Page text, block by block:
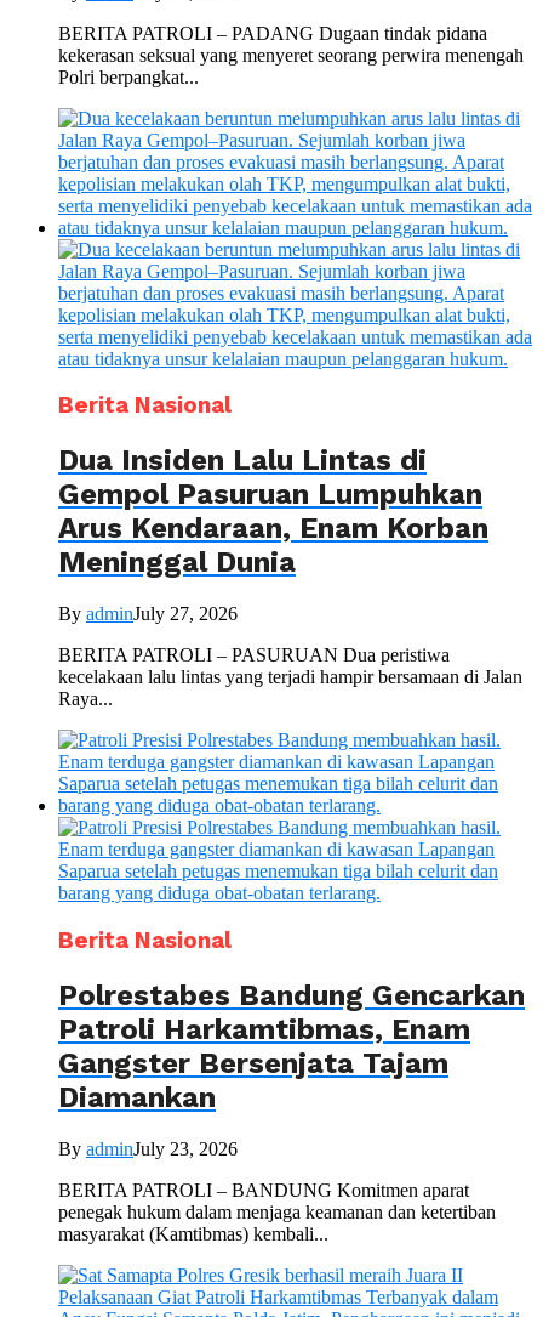
BERITA PATROLI – PADANG Dugaan tindak pidana
kekerasan seksual yang menyeret seorang perwira menengah
Polri berpangkat...
Berita Nasional
Dua Insiden Lalu Lintas di
Gempol Pasuruan Lumpuhkan
Arus Kendaraan, Enam Korban
Meninggal Dunia
By adminJuly 27, 2026
BERITA PATROLI – PASURUAN Dua peristiwa
kecelakaan lalu lintas yang terjadi hampir bersamaan di Jalan
Raya...
Berita Nasional
Polrestabes Bandung Gencarkan
Patroli Harkamtibmas, Enam
Gangster Bersenjata Tajam
Diamankan
By adminJuly 23, 2026
BERITA PATROLI – BANDUNG Komitmen aparat
penegak hukum dalam menjaga keamanan dan ketertiban
masyarakat (Kamtibmas) kembali...